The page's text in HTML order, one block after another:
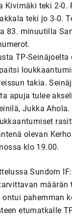
Kivimäki teki 2-0.
teki jo 3-0.
83. minuutilla
TP-Seinäjoelta
takia.
apuja tulee
Jukka
olevan
klo 19.00.
Sundom
määrän
pahemman
etumatkalle